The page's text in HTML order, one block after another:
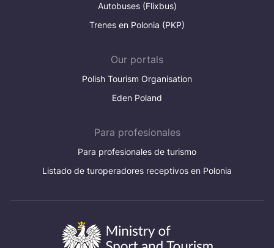
Autobuses (Flixbus)
Trenes en Polonia (PKP)
Our portals
Polish Tourism Organisation
Eden Poland
Para profesionales
Para profesionales de turismo
Listado de turoperadores receptivos en Polonia